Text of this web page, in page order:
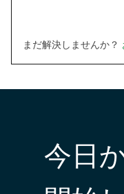
まだ解決しませんか？
今日